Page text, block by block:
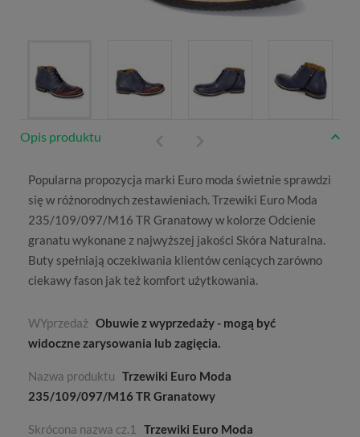
Opis produktu
Popularna propozycja marki Euro moda świetnie sprawdzi
się w różnorodnych zestawieniach. Trzewiki Euro Moda
235/109/097/M16 TR Granatowy w kolorze Odcienie
granatu wykonane z najwyższej jakości Skóra Naturalna.
Buty spełniają oczekiwania klientów ceniących zarówno
ciekawy fason jak też komfort użytkowania.
WYprzedaż Obuwie z wyprzedaży - mogą być
widoczne zarysowania lub zagięcia.
Nazwa produktu Trzewiki Euro Moda
235/109/097/M16 TR Granatowy
Skrócona nazwa cz.1 Trzewiki Euro Moda